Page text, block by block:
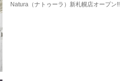
Natura（ナトゥーラ）新札幌店オープン!!